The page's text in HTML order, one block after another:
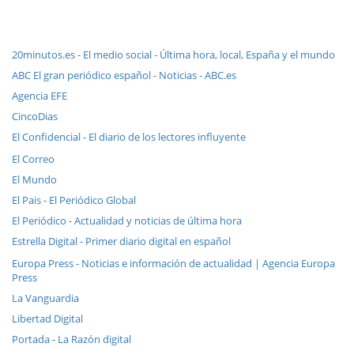
20minutos.es - El medio social - Última hora, local, España y el mundo
ABC El gran periódico español - Noticias - ABC.es
Agencia EFE
CincoDias
El Confidencial - El diario de los lectores influyente
El Correo
El Mundo
El Pais - El Periódico Global
El Periódico - Actualidad y noticias de última hora
Estrella Digital - Primer diario digital en español
Europa Press - Noticias e información de actualidad | Agencia Europa
Press
La Vanguardia
Libertad Digital
Portada - La Razón digital